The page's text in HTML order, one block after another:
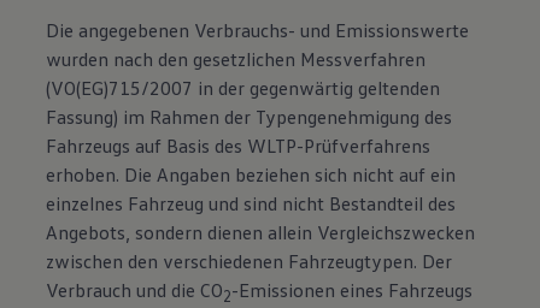
Die angegebenen Verbrauchs- und Emissionswerte
wurden nach den gesetzlichen Messverfahren
(VO(EG)715/2007 in der gegenwärtig geltenden
Fassung) im Rahmen der Typengenehmigung des
Fahrzeugs auf Basis des WLTP-Prüfverfahrens
erhoben. Die Angaben beziehen sich nicht auf ein
einzelnes Fahrzeug und sind nicht Bestandteil des
Angebots, sondern dienen allein Vergleichszwecken
zwischen den verschiedenen Fahrzeugtypen. Der
Verbrauch und die CO2-Emissionen eines Fahrzeugs